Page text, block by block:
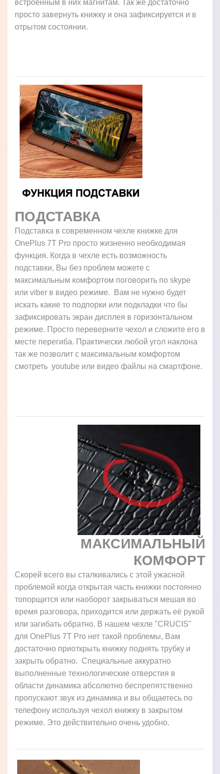
встроенным в них магнитам. Так же достаточно
просто завернуть книжку и она зафиксируется и в
отрытом состоянии.
ПОДСТАВКА
Подставка в современном чехле книжке для
OnePlus 7T Pro просто жизненно необходимая
функция. Когда в чехле есть возможность
подставки, Вы без проблем можете с
максимальным комфортом поговорить по skype
или viber в видео режиме. Вам не нужно будет
искать какие то подпорки или подкладки что бы
зафиксировать экран дисплея в горизонтальном
режиме. Просто переверните чехол и сложите его в
месте перегиба. Практически любой угол наклона
так же позволит с максимальным комфортом
смотреть youtube или видео файлы на смартфоне.
МАКСИМАЛЬНЫЙ
КОМФОРТ
Скорей всего вы сталкивались с этой ужасной
проблемой когда открытая часть книжки постоянно
топорщится или наоборот закрываться мешая во
время разговора, приходится или держать её рукой
или загибать обратно. В нашем чехле "CRUCIS"
для OnePlus 7T Pro нет такой проблемы, Вам
достаточно приоткрыть книжку поднять трубку и
закрыть обратно. Специальные аккуратно
выполненные технологические отверстия в
области динамика абсолютно беспрепятственно
пропускают звук из динамика и вы общаетесь по
телефону используя чехол книжку в закрытом
режиме. Это действительно очень удобно.